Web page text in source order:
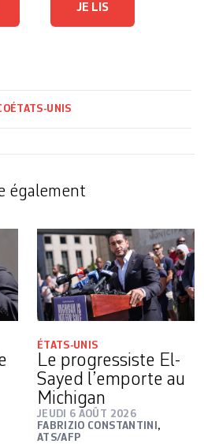
JE LIS
ÉTATS-UNIS
également
ÉTATS-UNIS
Le progressiste El-
Sayed l’emporte au
Michigan
JEUDI 6 AOÛT 2026
FABRIZIO CONSTANTINI ,
ATS/AFP